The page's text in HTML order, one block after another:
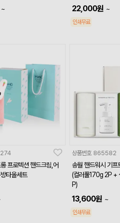
~ 22,000원 ~
인쇄무료
프로텍션 핸드크림,어
타올세트
상품번호 865582
송월 핸드워시 기
(컬러풀170g 2P +
P)
13,600원 ~
인쇄무료